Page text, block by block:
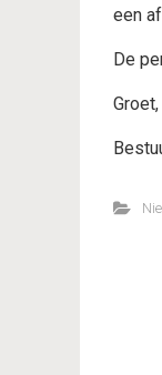
een
De
Groet,